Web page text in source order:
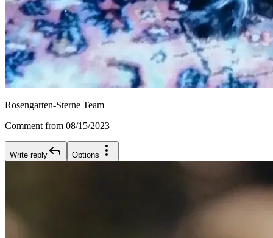
Rosengarten-Sterne Team
Comment from 08/15/2023
Write reply Options